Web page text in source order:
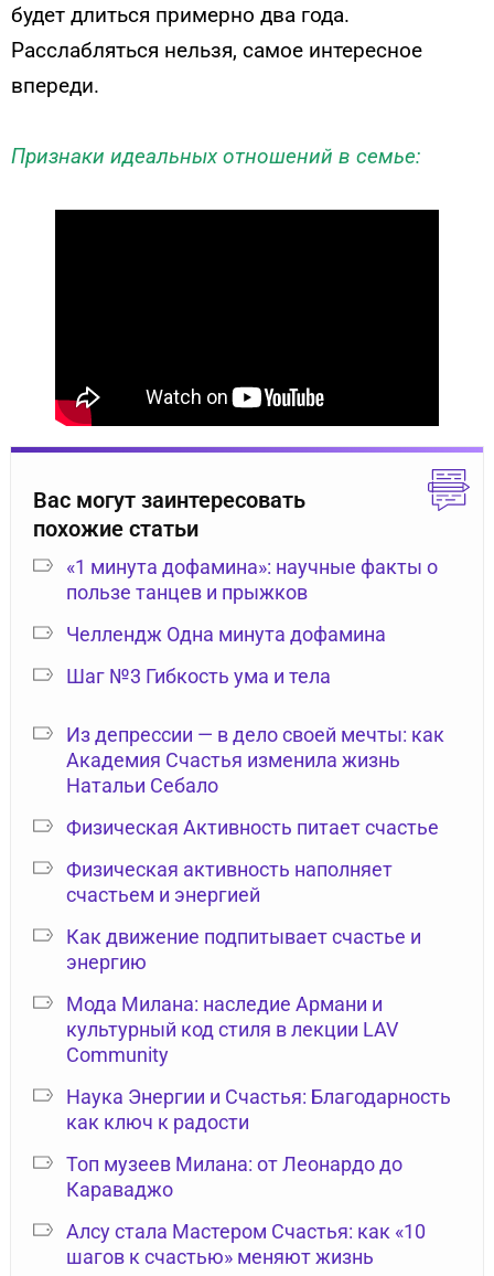
будет длиться примерно два года.
Расслабляться нельзя, самое интересное
впереди.
Признаки идеальных отношений в семье:
Вас могут заинтересовать
похожие статьи
«1 минута дофамина»: научные факты о
пользе танцев и прыжков
Челлендж Одна минута дофамина
Шаг №3 Гибкость ума и тела
Из депрессии — в дело своей мечты: как
Академия Счастья изменила жизнь
Натальи Себало
Физическая Активность питает счастье
Физическая активность наполняет
счастьем и энергией
Как движение подпитывает счастье и
энергию
Мода Милана: наследие Армани и
культурный код стиля в лекции LAV
Community
Наука Энергии и Счастья: Благодарность
как ключ к радости
Топ музеев Милана: от Леонардо до
Караваджо
Алсу стала Мастером Счастья: как «10
шагов к счастью» меняют жизнь